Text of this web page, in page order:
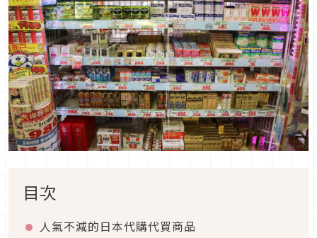
目次
人氣不減的日本代購代買商品